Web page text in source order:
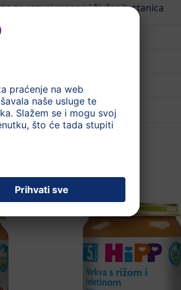
za razvoj mozga i živčanih stanica
Krumpir, Puretina
na etiketi (PDF)